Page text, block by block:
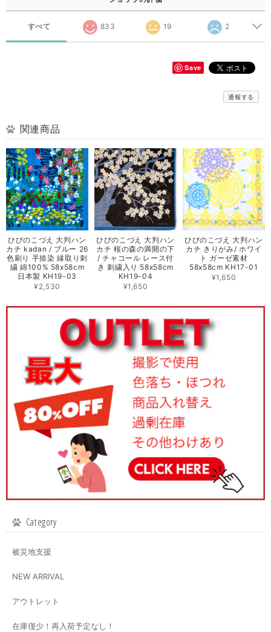
すべて 833 19 2
Save
通報する
関連商品
ひびのこづえ 大判ハン
カチ kadan / ブルー 26
色刷り 手捺染 縁取り刺
繍 綿100% 58x58cm
日本製 KH19-03
¥2,530
ひびのこづえ 大判ハン
カチ 桜の森の満開の下
/ チャコール レース付
き 刺繍入り 58x58cm
KH19-04
¥1,650
ひびのこづえ 大判ハン
カチ きりがみ/ ホワイ
ト ガーゼ素材
58x58cm KH17-01
¥1,650
Category
被災地支援
NEW ARRIVAL
アウトレット
在庫僅少！再入荷予定なし！